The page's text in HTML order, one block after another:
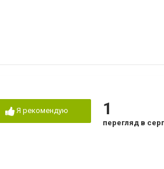
Я рекомендую 1
перегляд в